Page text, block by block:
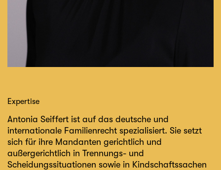
Expertise
Antonia Seiffert ist auf das deutsche und
internationale Familienrecht spezialisiert. Sie setzt
sich für ihre Mandanten gerichtlich und
außergerichtlich in Trennungs- und
Scheidungssituationen sowie in Kindschaftssachen